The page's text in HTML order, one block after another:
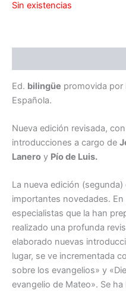
Sin existencias
Ed. bilingüe promovida por
Española.
Nueva edición revisada,
introducciones a cargo de
Lanero y Pío de Luis.
La nueva edición
importantes novedades.
especialistas que la han
realizado una profunda
elaborado nuevas
lugar, se ve incrementada
sobre los evangelios» y
evangelio de Mateo». Se